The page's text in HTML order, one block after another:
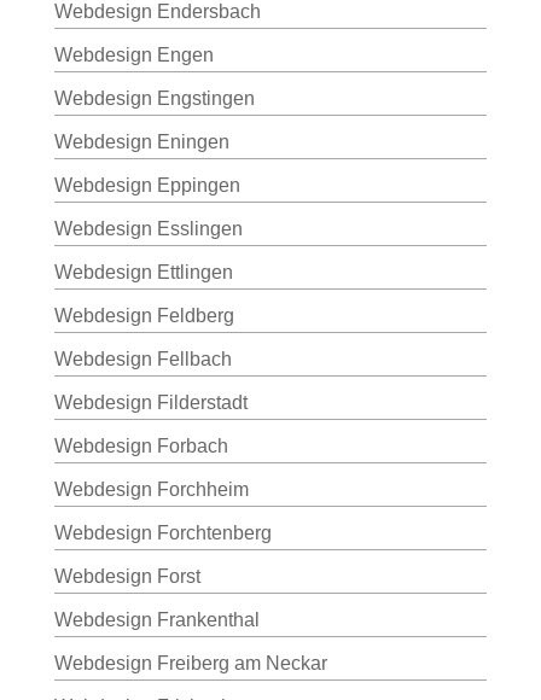
Webdesign Endersbach
Webdesign Engen
Webdesign Engstingen
Webdesign Eningen
Webdesign Eppingen
Webdesign Esslingen
Webdesign Ettlingen
Webdesign Feldberg
Webdesign Fellbach
Webdesign Filderstadt
Webdesign Forbach
Webdesign Forchheim
Webdesign Forchtenberg
Webdesign Forst
Webdesign Frankenthal
Webdesign Freiberg am Neckar